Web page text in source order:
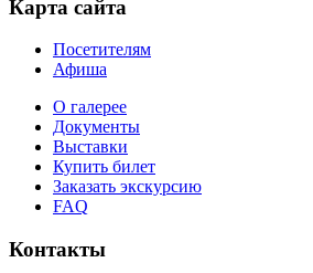
Карта сайта
Посетителям
Афиша
О галерее
Документы
Выставки
Купить билет
Заказать экскурсию
FAQ
Контакты